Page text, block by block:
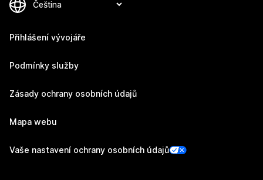
Přihlášení vývojáře
Podmínky služby
Zásady ochrany osobních údajů
Mapa webu
Vaše nastavení ochrany osobních údajů